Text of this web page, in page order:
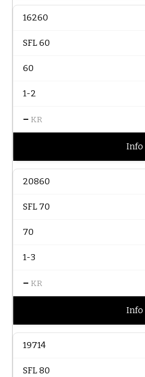
16260
SFL 60
60
1-2
– KR
Info
20860
SFL 70
70
1-3
– KR
Info
19714
SFL 80